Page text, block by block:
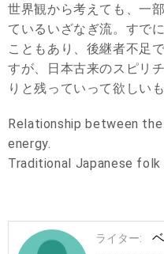
世界観から考えても、一
ているいざなぎ流。すで
こともあり、後継者不足
すが、日本古来のスピリ
りと残っていって欲しいも
Relationship between
energy.
Traditional Japanese folk
ライター: